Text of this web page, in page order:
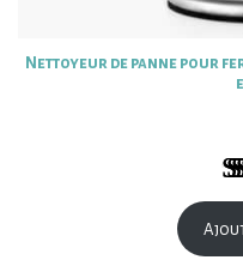
Nettoyeur de panne pour